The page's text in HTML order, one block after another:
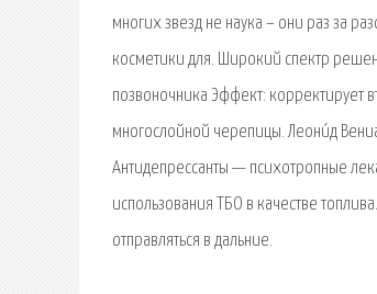
многих звезд не наука – они раз за
косметики для. Широкий спектр
позвоночника Эффект: корректирует
многослойной черепицы. Леони́д
Антидепрессанты — психотропные
использования ТБО в качестве
отправляться в дальние.